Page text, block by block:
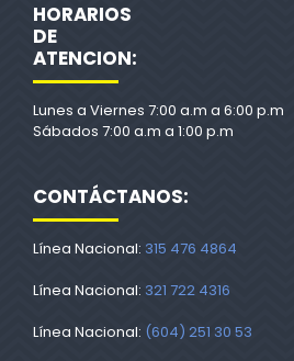
HORARIOS
DE
ATENCION:
Lunes a Viernes 7:00 a.m a 6:00 p.m
Sábados 7:00 a.m a 1:00 p.m
CONTÁCTANOS:
Línea Nacional: 315 476 4864
Línea Nacional: 321 722 4316
Línea Nacional: (604) 251 30 53